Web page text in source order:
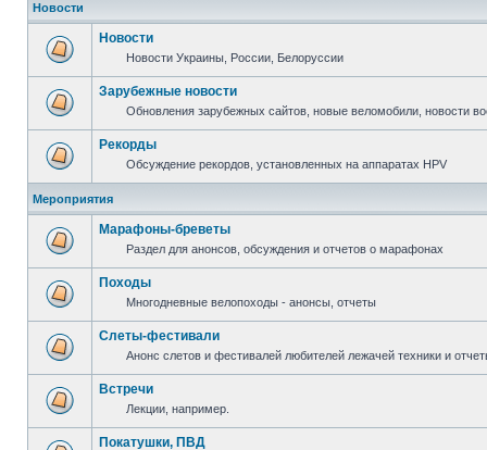
Новости
Новости
Новости Украины, России, Белоруссии
Зарубежные новости
Обновления зарубежных сайтов, новые веломобили, новости
Рекорды
Обсуждение рекордов, установленных на аппаратах HPV
Мероприятия
Марафоны-бреветы
Раздел для анонсов, обсуждения и отчетов о марафонах
Походы
Многодневные велопоходы - анонсы, отчеты
Слеты-фестивали
Анонс слетов и фестивалей любителей лежачей техники и
Встречи
Лекции, например.
Покатушки, ПВД